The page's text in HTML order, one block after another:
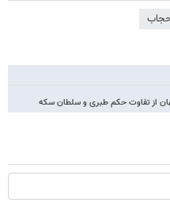
از تفاوت حکم طبری و سلطان سکه